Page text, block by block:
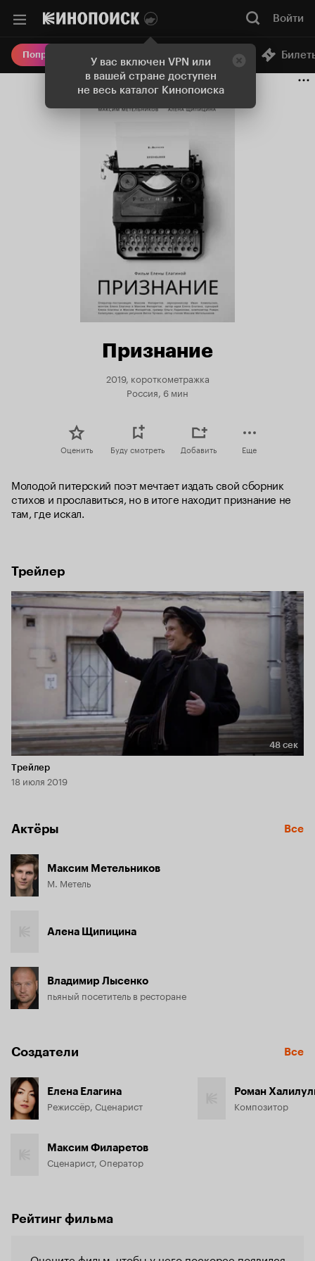
У вас включен VPN или
в вашей стране доступен
не весь каталог Кинопоиска
Войти
Попробовать Плюс Онлайн-кинотеатр
Признание
2019, короткометражка
Россия, 6 мин
Оценить Буду смотреть Добавить Еще
Молодой питерский поэт мечтает издать свой сборник
стихов и прославиться, но в итоге находит признание не
там, где искал.
Трейлер
Длительность 48 сек
48 сек
Трейлер
18 июля 2019
Актёры Все
Максим Метельников
М. Метель
Алена Щипицина
Владимир Лысенко
пьяный посетитель в ресторане
Создатели Все
Елена Елагина
Режиссёр, Сценарист
Максим Филаретов
Сценарист, Оператор
Роман
Композитор
Рейтинг фильма